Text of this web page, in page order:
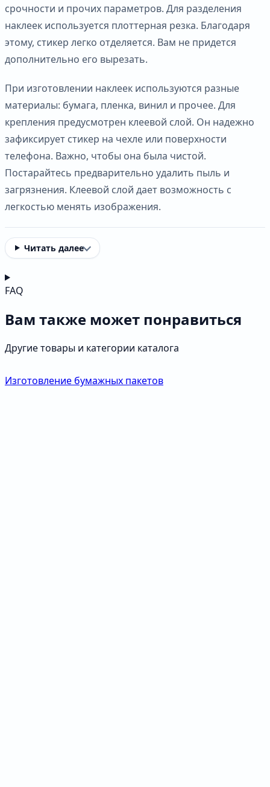
срочности и прочих параметров. Для разделения
наклеек используется плоттерная резка. Благодаря
этому, стикер легко отделяется. Вам не придется
дополнительно его вырезать.
При изготовлении наклеек используются разные
материалы: бумага, пленка, винил и прочее. Для
крепления предусмотрен клеевой слой. Он надежно
зафиксирует стикер на чехле или поверхности
телефона. Важно, чтобы она была чистой.
Постарайтесь предварительно удалить пыль и
загрязнения. Клеевой слой дает возможность с
легкостью менять изображения.
Читать далее
FAQ
Вам также может понравиться
Другие товары и категории каталога
Изготовление бумажных пакетов